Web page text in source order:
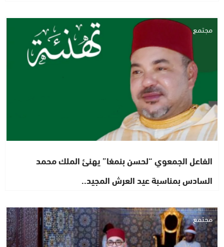
مجتمع
الفاعل الجمعوي “لحسن بنمغا” يهنئ الملك محمد
السادس بمناسبة عيد العرش المجيد..
مجتمع